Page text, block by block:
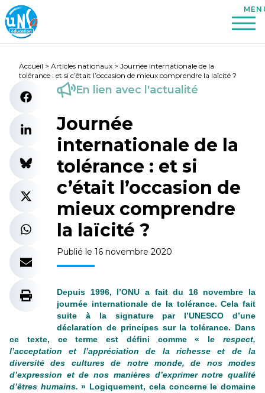
Accueil > Articles nationaux > Journée internationale de la
tolérance : et si c’était l’occasion de mieux comprendre la laïcité ?
En lien avec l'actualité
Journée
internationale de la
tolérance : et si
c’était l’occasion de
mieux comprendre
la laïcité ?
Publié le 16 novembre 2020
Depuis 1996, l’ONU a fait du 16 novembre la
journée internationale de la tolérance. Cela fait
suite à la signature par l’UNESCO d’une
déclaration de principes sur la tolérance. Dans
ce texte, ce terme est défini comme « le respect,
l’acceptation et l’appréciation de la richesse et de la
diversité des cultures de notre monde, de nos modes
d’expression et de nos manières d’exprimer notre qualité
d’êtres humains. » Logiquement, cela concerne le domaine